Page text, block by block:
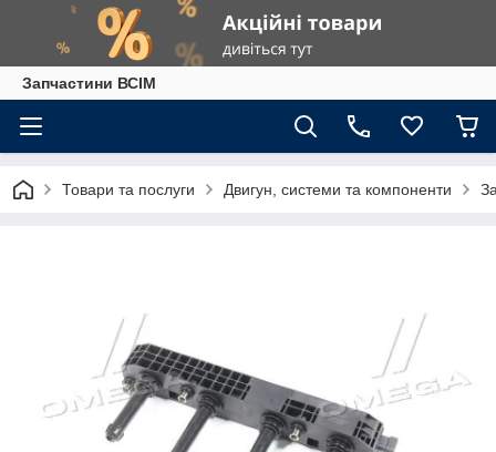
Запчастини ВСІМ
Товари та послуги Двигун, системи та компоненти